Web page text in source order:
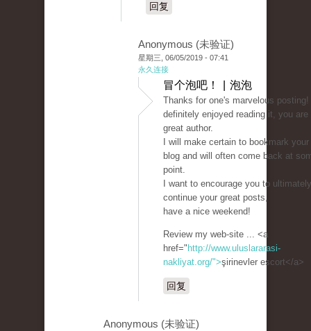
回复
Anonymous (未验证)
星期三, 06/05/2019 - 07:41
永久连接
冒个泡吧！ | 泡泡
Thanks for one's marvelous posting!
definitely enjoyed reading it, you are
great author.
I will make certain to bookmark your
blog and will often come back at
point.
I want to encourage you to ultimately
continue your great posts,
have a nice weekend!
Review my web-site ... <a
href=" http://www.uluslararasi-
nakliyat.org/">şirinevler escort</a>
回复
Anonymous (未验证)